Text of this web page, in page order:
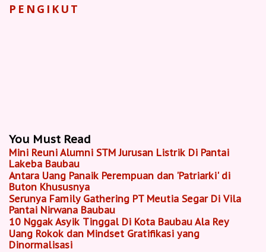
PENGIKUT
You Must Read
Mini Reuni Alumni STM Jurusan Listrik Di Pantai
Lakeba Baubau
Antara Uang Panaik Perempuan dan 'Patriarki' di
Buton Khususnya
Serunya Family Gathering PT Meutia Segar Di Vila
Pantai Nirwana Baubau
10 Nggak Asyik Tinggal Di Kota Baubau Ala Rey
Uang Rokok dan Mindset Gratifikasi yang
Dinormalisasi